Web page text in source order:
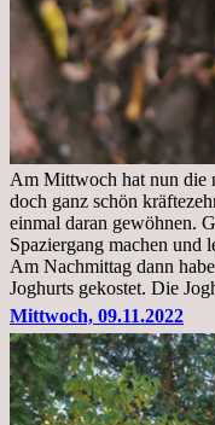
Am Mittwoch hat nun die
doch ganz schön
einmal daran gewöhnen.
Spaziergang machen und
Am Nachmittag dann
Joghurts gekostet. Die
Mittwoch, 09.11.2022